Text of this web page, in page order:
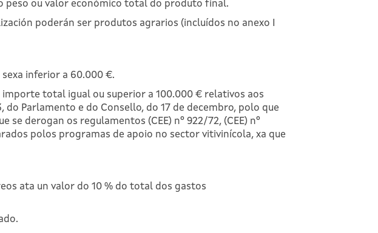
peso ou valor económico total do produto final.
poderán ser produtos agrarios (incluídos no anexo I
inferior a 60.000 €.
total igual ou superior a 100.000 € relativos aos
Parlamento e do Consello, do 17 de decembro, polo que
derogan os regulamentos (CEE) nº 922/72, (CEE) nº
polos programas de apoio no sector vitivinícola, xa que
ata un valor do 10 % do total dos gastos